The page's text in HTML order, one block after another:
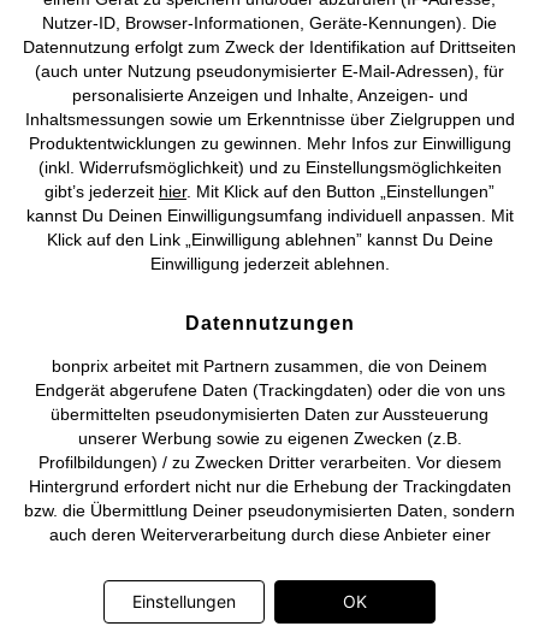
AGB Datenschutz Cookie-Einstellungen Impressum
Vertrag widerrufen
©2026 bonprix.Alle Rechte vorbehalten.
Deutsch Français
Nutzer-ID, Browser-Informationen, Geräte-Kennungen). Die
Datennutzung erfolgt zum Zweck der Identifikation auf Drittseiten
(auch unter Nutzung pseudonymisierter E-Mail-Adressen), für
personalisierte Anzeigen und Inhalte, Anzeigen- und
Inhaltsmessungen sowie um Erkenntnisse über Zielgruppen und
Produktentwicklungen zu gewinnen. Mehr Infos zur Einwilligung
(inkl. Widerrufsmöglichkeit) und zu Einstellungsmöglichkeiten
gibt’s jederzeit hier. Mit Klick auf den Button „Einstellungen”
kannst Du Deinen Einwilligungsumfang individuell anpassen. Mit
Klick auf den Link „Einwilligung ablehnen” kannst Du Deine
Einwilligung jederzeit ablehnen.
Datennutzungen
bonprix arbeitet mit Partnern zusammen, die von Deinem
Endgerät abgerufene Daten (Trackingdaten) oder die von uns
übermittelten pseudonymisierten Daten zur Aussteuerung
unserer Werbung sowie zu eigenen Zwecken (z.B.
Profilbildungen) / zu Zwecken Dritter verarbeiten. Vor diesem
Hintergrund erfordert nicht nur die Erhebung der Trackingdaten
bzw. die Übermittlung Deiner pseudonymisierten Daten, sondern
auch deren Weiterverarbeitung durch diese Anbieter einer
Deine pseudonymisierten Daten erst dann übermittelt, wenn Du
auf den in dem Banner auf bonprix.de wiedergebenden Button
Einstellungen OK